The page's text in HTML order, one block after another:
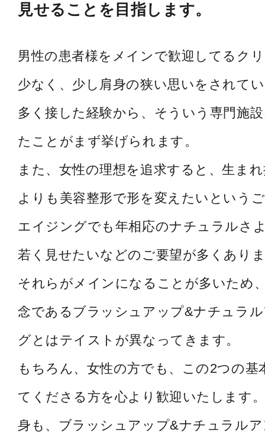
見せることを目指します。
男性の患者様をメインで歓迎してるク
少なく、少し肩身の狭い思いをされて
多く接した経験から、そういう専門施
たことがまず挙げられます。
また、女性の理想を追求すると、生ま
よりも美容整形で形を変えたいという
エイジングでも年相応のナチュラルさ
若く見せたいなどのご要望が多くあり
それらがメインになることが多いため
念であるブラッシュアップ&ナチュラ
グとはテイストが異なってきます。
もちろん、女性の方でも、この2つの基
てくださる方を心より歓迎いたします
身も、ブラッシュアップ&ナチュラル